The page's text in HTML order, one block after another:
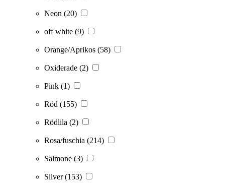
Neon (20)
off white (9)
Orange/Aprikos (58)
Oxiderade (2)
Pink (1)
Röd (155)
Rödlila (2)
Rosa/fuschia (214)
Salmone (3)
Silver(153)